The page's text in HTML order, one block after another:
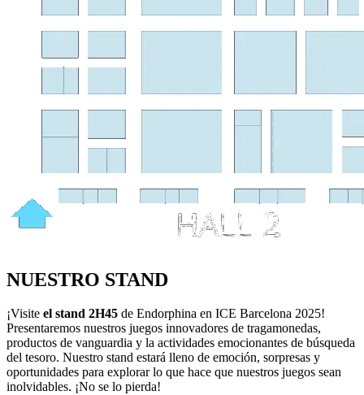
NUESTRO STAND
¡Visite el stand 2H45 de Endorphina en ICE Barcelona 2025!
Presentaremos nuestros juegos innovadores de tragamonedas,
productos de vanguardia y la actividades emocionantes de búsqueda
del tesoro. Nuestro stand estará lleno de emoción, sorpresas y
oportunidades para explorar lo que hace que nuestros juegos sean
inolvidables. ¡No se lo pierda!